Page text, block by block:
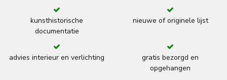
kunsthistorische
documentatie
nieuwe of originele lijst
advies interieur en verlichting
gratis bezorgd en
opgehangen